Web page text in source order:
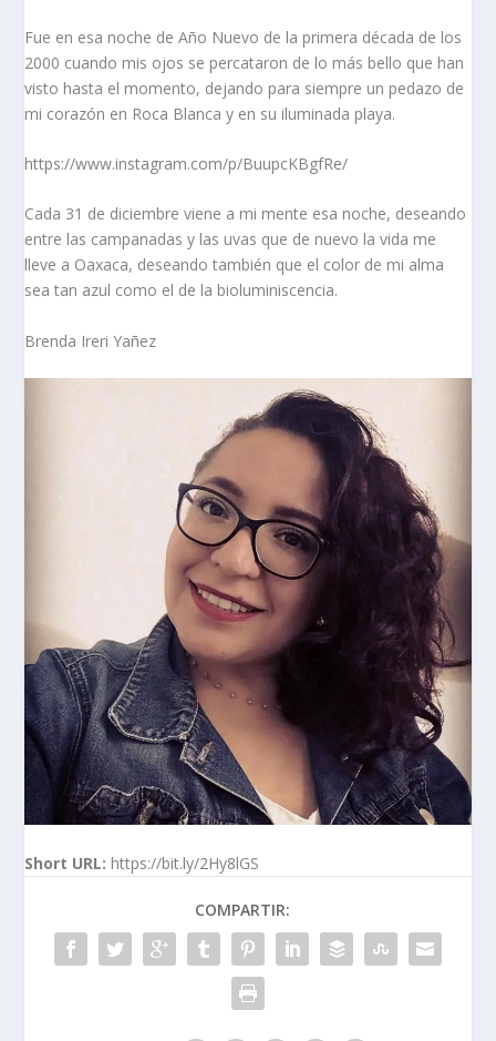
Fue en esa noche de Año Nuevo de la primera década de los
2000 cuando mis ojos se percataron de lo más bello que han
visto hasta el momento, dejando para siempre un pedazo de
mi corazón en Roca Blanca y en su iluminada playa.
https://www.instagram.com/p/BuupcKBgfRe/
Cada 31 de diciembre viene a mi mente esa noche, deseando
entre las campanadas y las uvas que de nuevo la vida me
lleve a Oaxaca, deseando también que el color de mi alma
sea tan azul como el de la bioluminiscencia.
Brenda Ireri Yañez
Short URL: https://bit.ly/2Hy8lGS
COMPARTIR: